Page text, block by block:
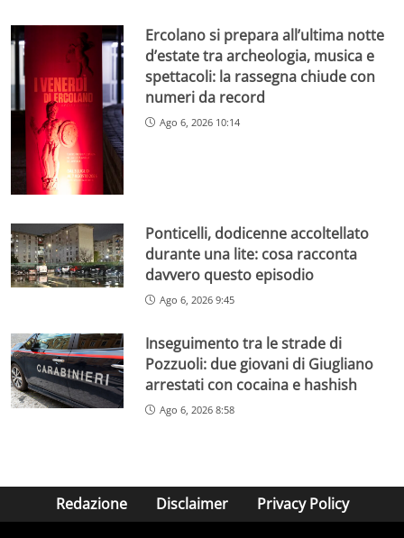
Ercolano si prepara all’ultima notte
d’estate tra archeologia, musica e
spettacoli: la rassegna chiude con
numeri da record
Ago 6, 2026 10:14
Ponticelli, dodicenne accoltellato
durante una lite: cosa racconta
davvero questo episodio
Ago 6, 2026 9:45
Inseguimento tra le strade di
Pozzuoli: due giovani di Giugliano
arrestati con cocaina e hashish
Ago 6, 2026 8:58
Redazione Disclaimer Privacy Policy